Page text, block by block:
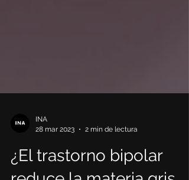
28 mar 2023
2 min de lectura